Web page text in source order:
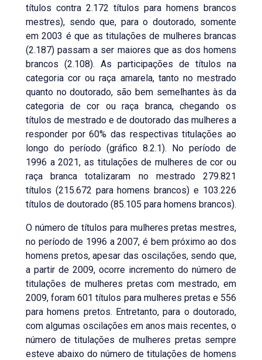
títulos contra 2.172 títulos para homens brancos
mestres), sendo que, para o doutorado, somente
em 2003 é que as titulações de mulheres brancas
(2.187) passam a ser maiores que as dos homens
brancos (2.108). As participações de títulos na
categoria cor ou raça amarela, tanto no mestrado
quanto no doutorado, são bem semelhantes às da
categoria de cor ou raça branca, chegando os
títulos de mestrado e de doutorado das mulheres a
responder por 60% das respectivas titulações ao
longo do período (gráfico 8.2.1). No período de
1996 a 2021, as titulações de mulheres de cor ou
raça branca totalizaram no mestrado 279.821
títulos (215.672 para homens brancos) e 103.226
títulos de doutorado (85.105 para homens brancos).
O número de títulos para mulheres pretas mestres,
no período de 1996 a 2007, é bem próximo ao dos
homens pretos, apesar das oscilações, sendo que,
a partir de 2009, ocorre incremento do número de
titulações de mulheres pretas com mestrado, em
2009, foram 601 títulos para mulheres pretas e 556
para homens pretos. Entretanto, para o doutorado,
com algumas oscilações em anos mais recentes, o
número de titulações de mulheres pretas sempre
esteve abaixo do número de titulações de homens